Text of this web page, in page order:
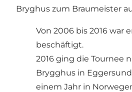
Bryghus zum Braumeister
Von 2006 bis 2016 war
beschäftigt.
2016 ging die Tournee
Brygghus in
einem Jahr in